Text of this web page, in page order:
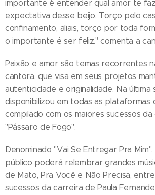
importante é entender qual amor te
expectativa desse beijo. Torço pelo
confinamento, aliais, torço por toda
o importante é ser feliz." comenta a
Paixão e amor são temas recorrentes
cantora, que visa em seus projetos
autenticidade e originalidade. Na última
disponibilizou em todas as plataformas
compilado com os maiores sucessos da
"Pássaro de Fogo".
Denominado "Vai Se Entregar Pra
público poderá relembrar grandes
de Mato, Pra Você e Não Precisa,
sucessos da carreira de Paula